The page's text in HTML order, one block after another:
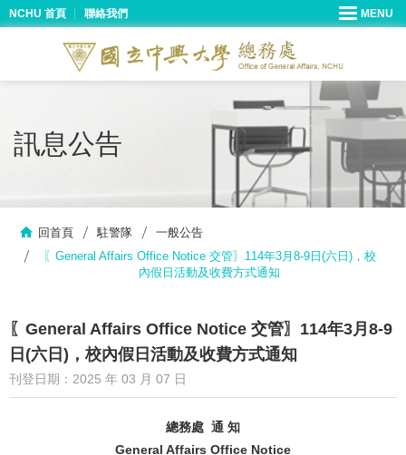
NCHU 首頁 聯絡我們
訊息公告
回首頁 駐警隊
一般公告
〖General Affairs Office Notice 交管〗114年3月8-9日(六日)，校
內假日活動及收費方式通知
〖General Affairs Office Notice 交管〗114年3月8-9
日(六日)，校內假日活動及收費方式通知
刊登日期：2025 年 03 月 07 日
總務處 通 知
General Affairs Office Notice